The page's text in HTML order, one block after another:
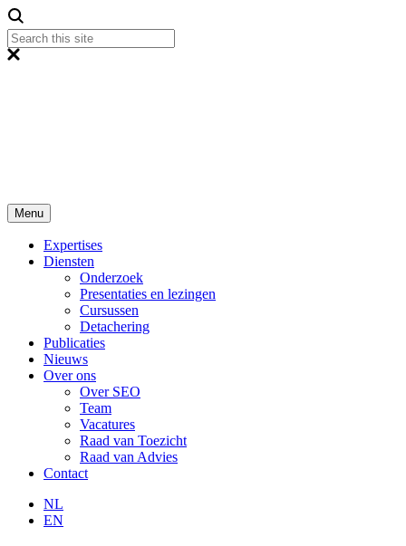
Menu
Expertises
Diensten
Onderzoek
Presentaties en lezingen
Cursussen
Detachering
Publicaties
Nieuws
Over ons
Over SEO
Team
Vacatures
Raad van Toezicht
Raad van Advies
Contact
NL
EN